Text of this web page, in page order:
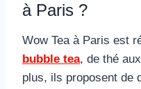
à Paris ?
Wow Tea à Paris est
bubble tea, de thé
plus, ils proposent de